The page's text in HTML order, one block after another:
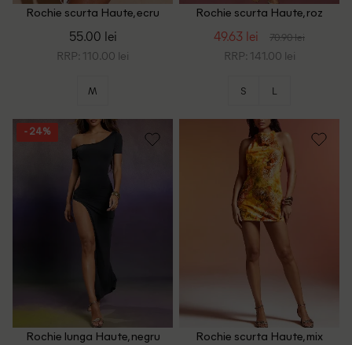
Rochie scurta Haute, ecru
55.00 lei
RRP: 110.00 lei
M
Rochie scurta Haute, roz
49.63 lei 70.90 lei
RRP: 141.00 lei
S L
- 24%
Rochie lunga Haute, negru
Rochie scurta Haute, mix